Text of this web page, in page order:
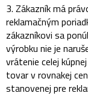
3. Zákazník má
reklamačným
zákazníkovi sa
výrobku nie je
vrátenie celej
tovar v rovnakej
stanovenej pre